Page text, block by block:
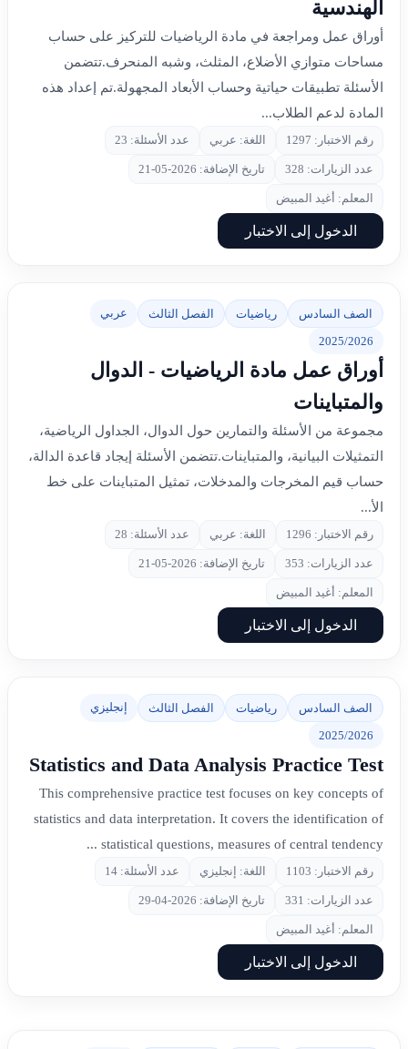
الهندسية
أوراق عمل ومراجعة في مادة الرياضيات للتركيز على حساب
مساحات متوازي الأضلاع، المثلث، وشبه المنحرف.تتضمن
الأسئلة تطبيقات حياتية وحساب الأبعاد المجهولة.تم إعداد هذه
المادة لدعم الطلاب...
رقم الاختبار: 1297 اللغة: عربي عدد الأسئلة: 23
عدد الزيارات: 328 تاريخ الإضافة: 2026-05-21
المعلم: أغيد المبيض
الدخول إلى الاختبار
الصف السادس رياضيات الفصل الثالث عربي
2025/2026
أوراق عمل مادة الرياضيات - الدوال
والمتباينات
مجموعة من الأسئلة والتمارين حول الدوال، الجداول الرياضية،
التمثيلات البيانية، والمتباينات.تتضمن الأسئلة إيجاد قاعدة الدالة،
حساب قيم المخرجات والمدخلات، تمثيل المتباينات على خط
الأ...
رقم الاختبار: 1296 اللغة: عربي عدد الأسئلة: 28
عدد الزيارات: 353 تاريخ الإضافة: 2026-05-21
المعلم: أغيد المبيض
الدخول إلى الاختبار
الصف السادس رياضيات الفصل الثالث إنجليزي
2025/2026
Statistics and Data Analysis Practice Test
This comprehensive practice test focuses on key concepts of
statistics and data interpretation. It covers the identification of
statistical questions, measures of central tendency ...
رقم الاختبار: 1103 اللغة: إنجليزي عدد الأسئلة: 14
عدد الزيارات: 331 تاريخ الإضافة: 2026-04-29
المعلم: أغيد المبيض
الدخول إلى الاختبار